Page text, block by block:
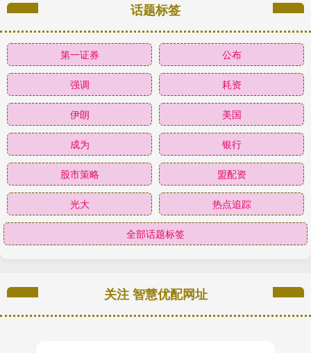
话题标签
第一证券 公布
强调 耗资
伊朗 美国
成为 银行
股市策略 盟配资
光大 热点追踪
全部话题标签
关注 智慧优配网址